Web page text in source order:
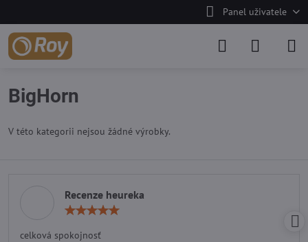
Panel uživatele
BigHorn
V této kategorii nejsou žádné výrobky.
Recenze heureka
celková spokojnosť